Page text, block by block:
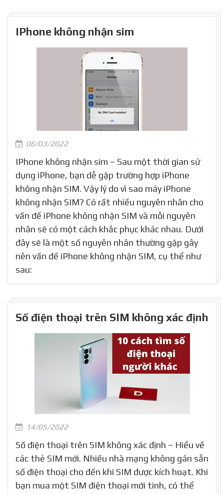
IPhone không nhận sim
06/03/2022
IPhone không nhận sim – Sau một thời gian sử
dụng iPhone, bạn dễ gặp trường hợp iPhone
không nhận SIM. Vậy lý do vì sao máy iPhone
không nhận SIM? Có rất nhiều nguyên nhân cho
vấn đề iPhone không nhận SIM và mỗi nguyên
nhân sẽ có một cách khắc phục khác nhau. Dưới
đây sẽ là một số nguyên nhân thường gặp gây
nên vấn đề iPhone không nhận SIM, cụ thể như
sau:
Số điện thoại trên SIM không xác định
14/05/2022
Số điện thoại trên SIM không xác định – Hiểu về
các thẻ SIM mới. Nhiều nhà mạng không gán sẵn
số điện thoại cho đến khi SIM được kích hoạt. Khi
bạn mua một SIM điện thoại mới tinh, có thể